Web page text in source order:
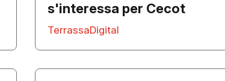
s'interessa per Cecot
TerrassaDigital